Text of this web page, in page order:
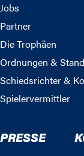
Jobs
Partner
Die Trophäen
Ordnungen &
Schiedsrichter &
Spielervermittler
PRESSE